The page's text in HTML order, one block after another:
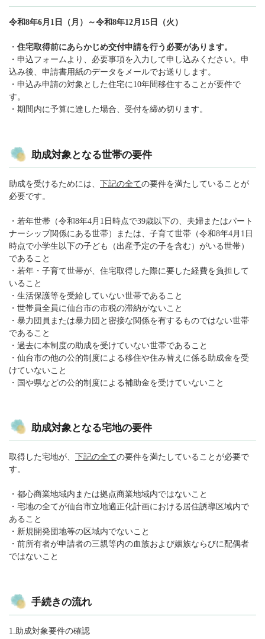
令和8年6月1日（月）～令和8年12月15日（火）
・ 住宅取得前にあらかじめ交付申請を行う必要があります。
・申込フォームより、必要事項を入力して申し込みください。申
込み後、申請書用紙のデータをメールでお送りします。
・申込み申請の対象とした住宅に10年間移住することが要件で
す。
・期間内に予算に達した場合、受付を締め切ります。
助成対象となる世帯の要件
助成を受けるためには、 下記の全ての要件を満たしていることが
必要です。
・若年世帯（令和8年4月1日時点で39歳以下の、夫婦またはパート
ナーシップ関係にある世帯）または、子育て世帯（令和8年4月1日
時点で小学生以下の子ども（出産予定の子を含む）がいる世帯）
であること
・若年・子育て世帯が、住宅取得した際に要した経費を負担して
いること
・生活保護等を受給していない世帯であること
・世帯員全員に仙台市の市税の滞納がないこと
・暴力団員または暴力団と密接な関係を有するものではない世帯
であること
・過去に本制度の助成を受けていない世帯であること
・仙台市の他の公的制度による移住や住み替えに係る助成金を受
けていないこと
・国や県などの公的制度による補助金を受けていないこと
助成対象となる宅地の要件
取得した宅地が、 下記の全ての要件を満たしていることが必要で
す。
・都心商業地域内または拠点商業地域内ではないこと
・宅地の全てが仙台市立地適正化計画における居住誘導区域内で
あること
・新規開発団地等の区域内でないこと
・前所有者が申請者の三親等内の血族および姻族ならびに配偶者
ではないこと
手続きの流れ
1.助成対象要件の確認